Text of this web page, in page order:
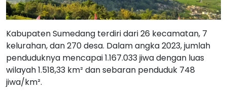
Kabupaten Sumedang terdiri dari 26 kecamatan, 7
kelurahan, dan 270 desa. Dalam angka 2023, jumlah
penduduknya mencapai 1.167.033 jiwa dengan luas
wilayah 1.518,33 km² dan sebaran penduduk 748
jiwa/km².